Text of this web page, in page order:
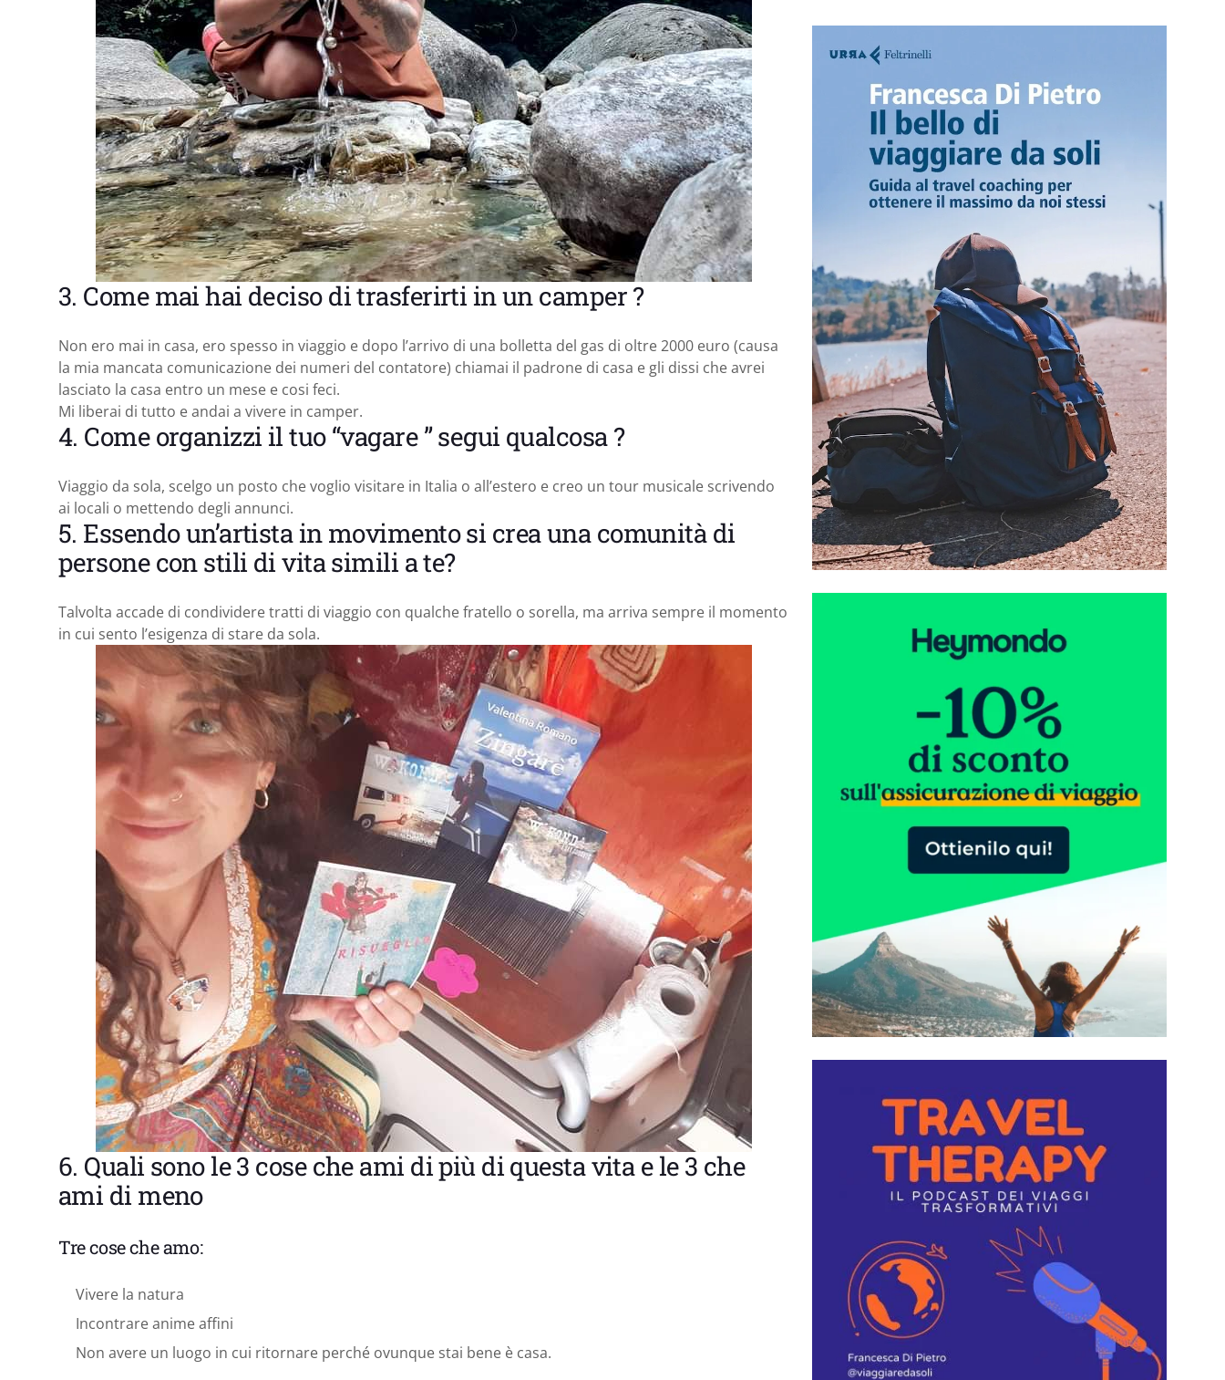
3. Come mai hai deciso di trasferirti in un camper ?
Non ero mai in casa, ero spesso in viaggio e dopo l’arrivo di una bolletta del gas di oltre 2000 euro (causa
la mia mancata comunicazione dei numeri del contatore) chiamai il padrone di casa e gli dissi che avrei
lasciato la casa entro un mese e cosi feci.
Mi liberai di tutto e andai a vivere in camper.
4. Come organizzi il tuo “vagare ” segui qualcosa ?
Viaggio da sola, scelgo un posto che voglio visitare in Italia o all’estero e creo un tour musicale scrivendo
ai locali o mettendo degli annunci.
5. Essendo un’artista in movimento si crea una comunità di
persone con stili di vita simili a te?
Talvolta accade di condividere tratti di viaggio con qualche fratello o sorella, ma arriva sempre il momento
in cui sento l’esigenza di stare da sola.
6. Quali sono le 3 cose che ami di più di questa vita e le 3 che
ami di meno
Tre cose che amo:
Vivere la natura
Incontrare anime affini
Non avere un luogo in cui ritornare perché ovunque stai bene è casa.